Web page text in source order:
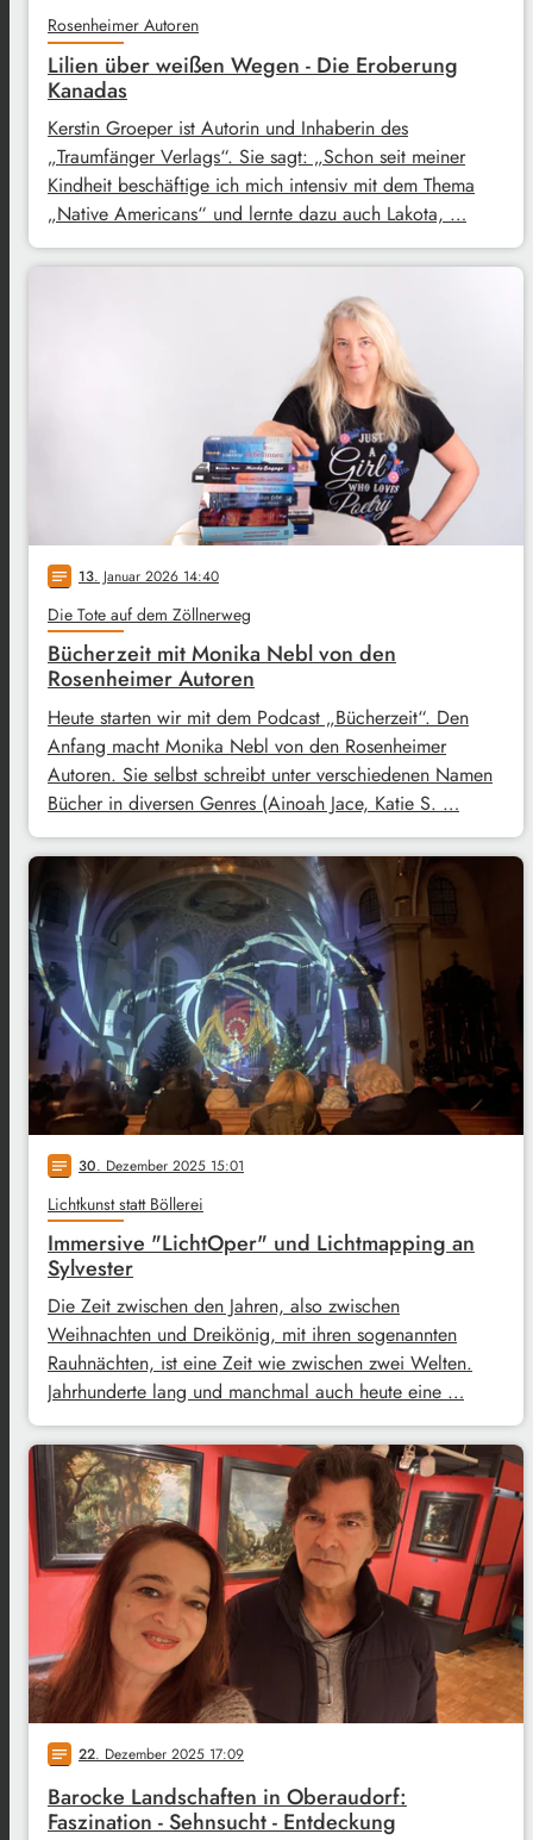
Rosenheimer Autoren
Lilien über weißen Wegen - Die Eroberung
Kanadas
Kerstin Groeper ist Autorin und Inhaberin des
„Traumfänger Verlags“. Sie sagt: „Schon seit meiner
Kindheit beschäftige ich mich intensiv mit dem Thema
„Native Americans“ und lernte dazu auch Lakota, …
notes 13. Januar 2026 14:40
Die Tote auf dem Zöllnerweg
Bücherzeit mit Monika Nebl von den
Rosenheimer Autoren
Heute starten wir mit dem Podcast „Bücherzeit“. Den
Anfang macht Monika Nebl von den Rosenheimer
Autoren. Sie selbst schreibt unter verschiedenen Namen
Bücher in diversen Genres (Ainoah Jace, Katie S. …
notes 30. Dezember 2025 15:01
Lichtkunst statt Böllerei
Immersive "LichtOper" und Lichtmapping an
Sylvester
Die Zeit zwischen den Jahren, also zwischen
Weihnachten und Dreikönig, mit ihren sogenannten
Rauhnächten, ist eine Zeit wie zwischen zwei Welten.
Jahrhunderte lang und manchmal auch heute eine …
notes 22. Dezember 2025 17:09
Barocke Landschaften in Oberaudorf:
Faszination - Sehnsucht - Entdeckung